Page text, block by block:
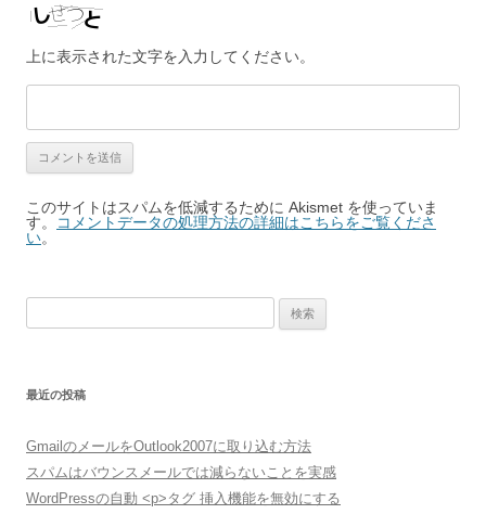
上に表示された文字を入力してください。
このサイトはスパムを低減するために Akismet を使っていま
す。
コメントデータの処理方法の詳細はこちらをご覧くださ
い。
索:
最近の投稿
GmailのメールをOutlook2007に取り込む方法
スパムはバウンスメールでは減らないことを実感
WordPressの自動 <p>タグ 挿入機能を無効にする